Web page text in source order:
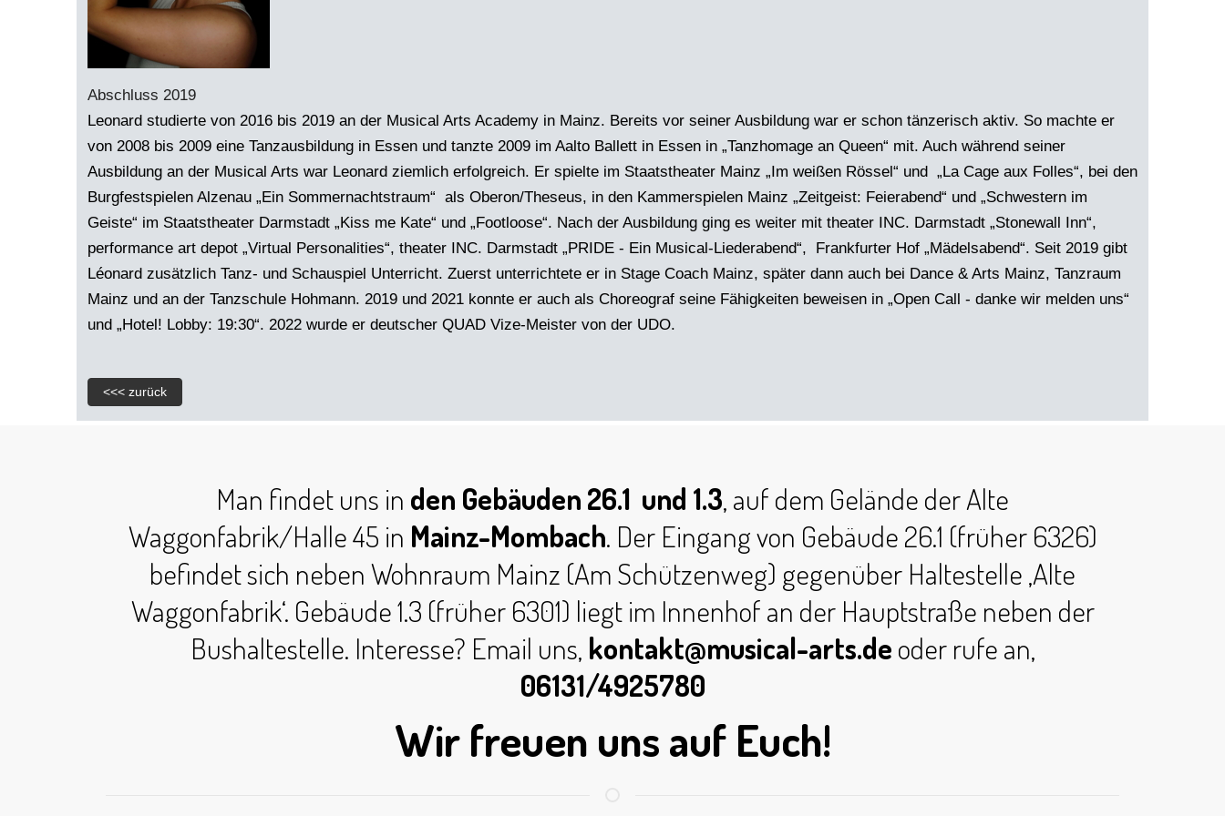
Abschluss 2019
Leonard studierte von 2016 bis 2019 an der Musical Arts Academy in Mainz. Bereits vor seiner Ausbildung war er schon tänzerisch aktiv. So machte er
von 2008 bis 2009 eine Tanzausbildung in Essen und tanzte 2009 im Aalto Ballett in Essen in „Tanzhomage an Queen“ mit. Auch während seiner
Ausbildung an der Musical Arts war Leonard ziemlich erfolgreich. Er spielte im Staatstheater Mainz „Im weißen Rössel“ und „La Cage aux Folles“, bei den
Burgfestspielen Alzenau „Ein Sommernachtstraum“ als Oberon/Theseus, in den Kammerspielen Mainz „Zeitgeist: Feierabend“ und „Schwestern im
Geiste“ im Staatstheater Darmstadt „Kiss me Kate“ und „Footloose“. Nach der Ausbildung ging es weiter mit theater INC. Darmstadt „Stonewall Inn“,
performance art depot „Virtual Personalities“, theater INC. Darmstadt „PRIDE - Ein Musical-Liederabend“, Frankfurter Hof „Mädelsabend“. Seit 2019 gibt
Léonard zusätzlich Tanz- und Schauspiel Unterricht. Zuerst unterrichtete er in Stage Coach Mainz, später dann auch bei Dance & Arts Mainz, Tanzraum
Mainz und an der Tanzschule Hohmann. 2019 und 2021 konnte er auch als Choreograf seine Fähigkeiten beweisen in „Open Call - danke wir melden uns“
und „Hotel! Lobby: 19:30“. 2022 wurde er deutscher QUAD Vize-Meister von der UDO.
<<< zurück
Man findet uns in den Gebäuden 26.1 und 1.3, auf dem Gelände der Alte
Waggonfabrik/Halle 45 in Mainz-Mombach. Der Eingang von Gebäude 26.1 (früher 6326)
befindet sich neben Wohnraum Mainz (Am Schützenweg) gegenüber Haltestelle ‚Alte
Waggonfabrik‘. Gebäude 1.3 (früher 6301) liegt im Innenhof an der Hauptstraße neben der
Bushaltestelle. Interesse? Email uns, kontakt@musical-arts.deoder rufe an,
06131/4925780
Wir freuen uns auf Euch!